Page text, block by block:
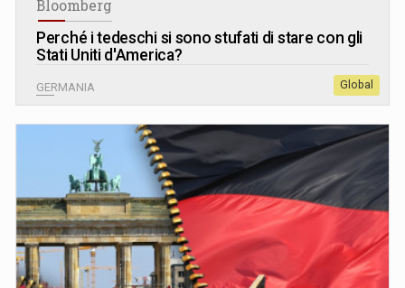
Bloomberg
Perché i tedeschi si sono stufati di stare con gli
Stati Uniti d'America?
GERMANIA Global